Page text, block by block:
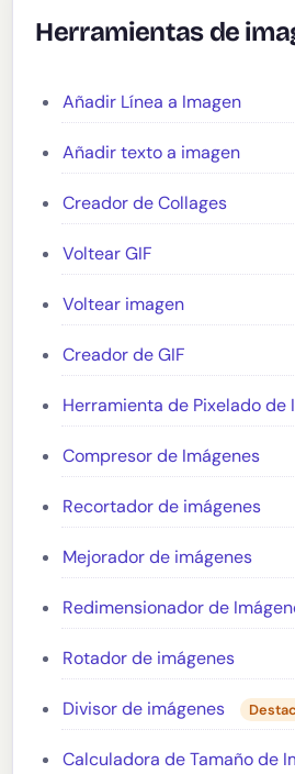
Herramientas de
Añadir Línea a Imagen
Añadir texto a imagen
Creador de Collages
Voltear GIF
Voltear imagen
Creador de GIF
Herramienta de Pixelado de
Compresor de Imágenes
Recortador de imágenes
Mejorador de imágenes
Redimensionador de
Rotador de imágenes
Divisor de imágenes
Calculadora de Tamaño de